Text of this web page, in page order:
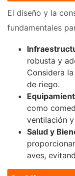
El diseño y la
fundamentales
robusta y
Considera
de riego.
como
ventilación
Salud y
aves,